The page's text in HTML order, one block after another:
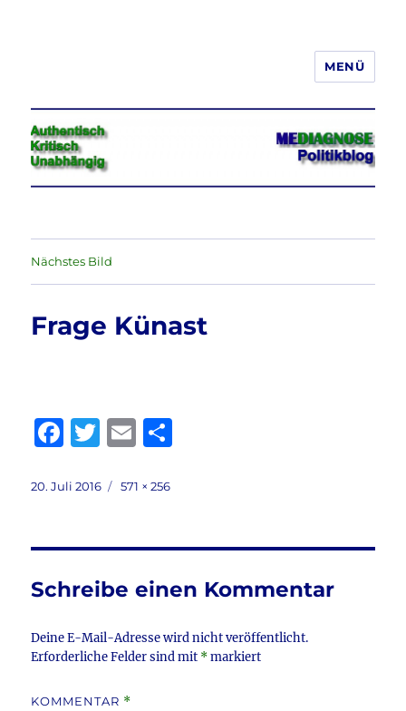
Jeder hat das Recht, seine
Meinung in Wort, Schrift und Bild
frei zu äußern und zu verbreiten
MENÜ
Nächstes Bild
Frage Künast
F
c
b
o
o
k
T
it
r
E
ai
Veröffentlicht
20. Juli 2016
Volle
571 × 256
Schreibe einen Kommentar
Deine E-Mail-Adresse wird nicht veröffentlicht.
Erforderliche Felder sind mit *markiert
KOMMENTAR *